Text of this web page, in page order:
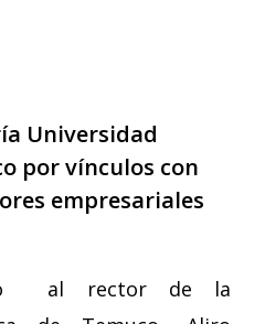
Universidad
por vínculos con
empresariales
al rector de la